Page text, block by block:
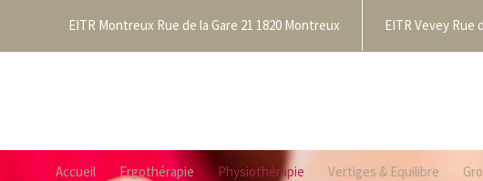
EITR Montreux Rue de la Gare 21 1820 Montreux EITR Vevey Rue
Accueil Ergothérapie Physiothérapie Vertiges & Equilibre